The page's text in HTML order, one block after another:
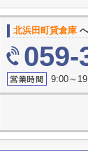
北浜田町貸倉庫
059-
9:00～